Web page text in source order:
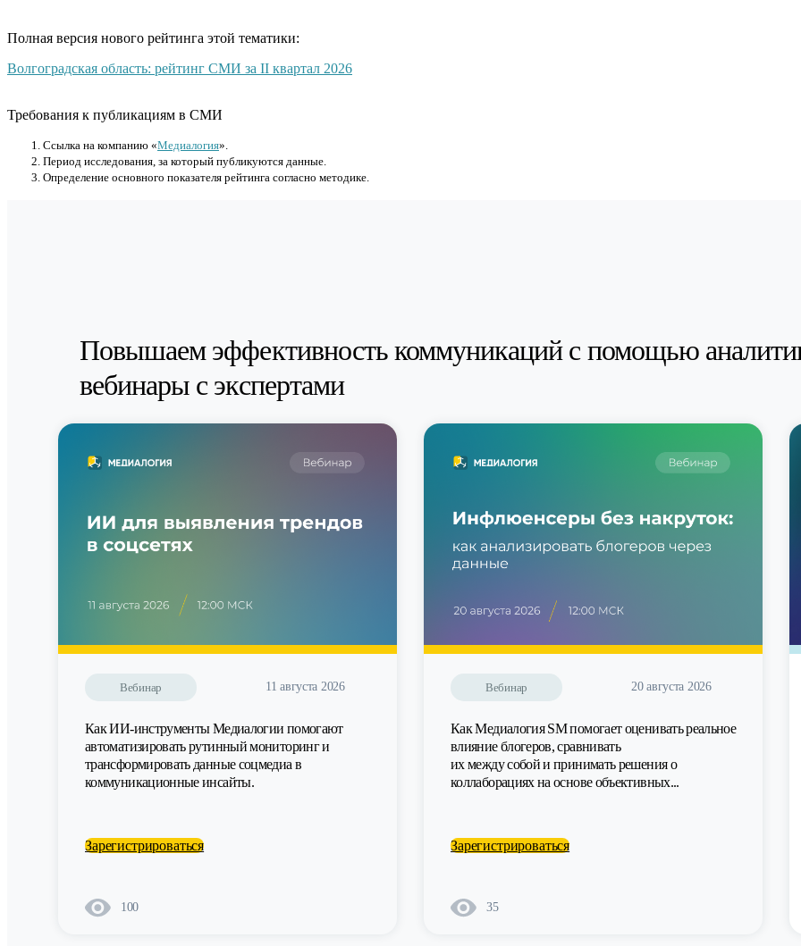
Полная версия нового рейтинга этой тематики:
Волгоградская область: рейтинг СМИ за II квартал 2026
Требования к публикациям в СМИ
Cсылка на компанию «Медиалогия».
Период исследования, за который публикуются данные.
Определение основного показателя рейтинга согласно методике.
Повышаем эффективность коммуникаций с помощью
вебинары с экспертами
Вебинар 11 августа 2026
Как ИИ-инструменты Медиалогии помогают
автоматизировать рутинный мониторинг и
трансформировать данные соцмедиа в
коммуникационные инсайты.
Зарегистрироваться
100
Вебинар 20 августа 2026
Как Медиалогия SM помогает оценивать реальное
влияние блогеров, сравнивать
их между собой и принимать решения о
коллаборациях на основе объективных...
Зарегистрироваться
35